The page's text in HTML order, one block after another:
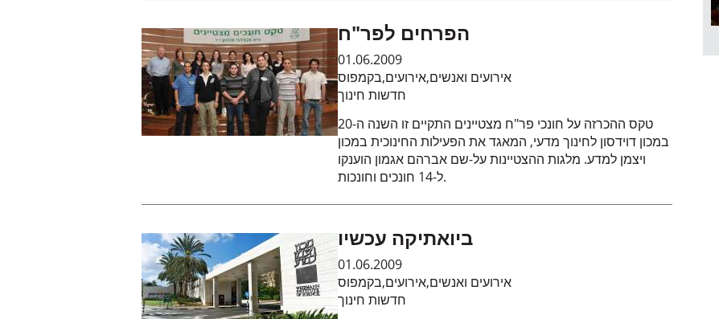
הפרחים לפר"ח
01.06.2009
אירועים ואנשים,אירועים,בקמפוס
חדשות חינוך
טקס ההכרזה על חונכי פר"ח מצטיינים התקיים זו השנה ה-20
במכון דוידסון לחינוך מדעי, המאגד את הפעילות החינוכית במכון
ויצמן למדע. מלגות ההצטיינות על-שם אברהם אגמון הוענקו
ל-14 חונכים וחונכות.
ביואתיקה עכשיו
01.06.2009
אירועים ואנשים,אירועים,בקמפוס
חדשות חינוך